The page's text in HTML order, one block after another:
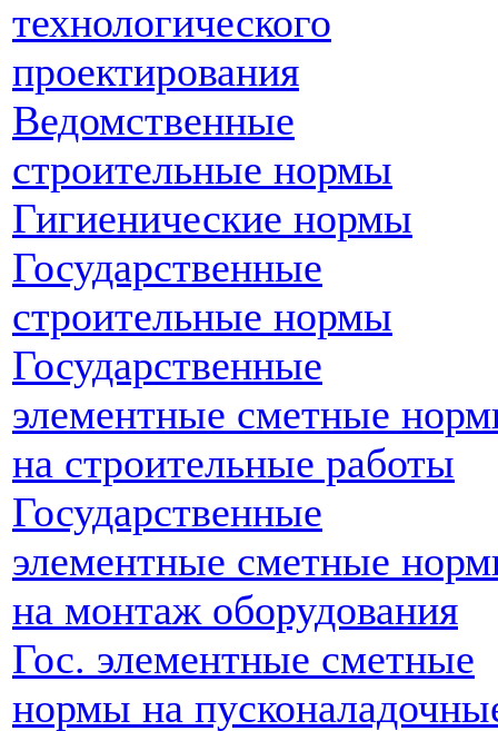
технологического
проектирования
Ведомственные
строительные нормы
Гигиенические нормы
Государственные
строительные нормы
Государственные
элементные сметные
на строительные работы
Государственные
элементные сметные
на монтаж оборудования
Гос. элементные сметные
нормы на